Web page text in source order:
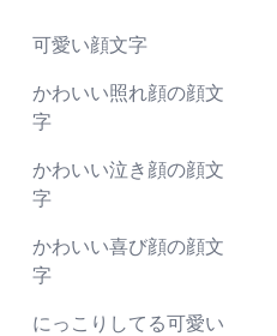
可愛い顔文字
かわいい照れ顔の顔文
字
かわいい泣き顔の顔文
字
かわいい喜び顔の顔文
字
にっこりしてる可愛い